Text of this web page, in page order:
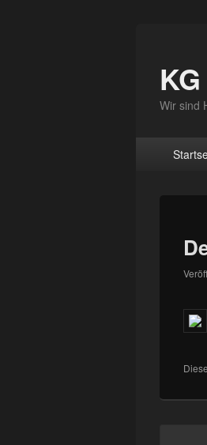
Wir sind